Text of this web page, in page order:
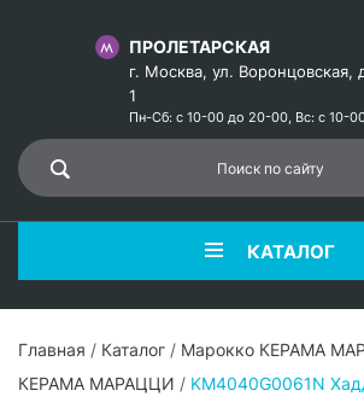
ПРОЛЕТАРСКАЯ
г. Москва, ул. Воронцовская,
1
Пн-Сб: с 10-00 до 20-00, Вс: с 10-
КАТАЛОГ
Главная / Каталог / Марокко КЕРАМА
КЕРАМА МАРАЦЦИ / KM4040G0061N